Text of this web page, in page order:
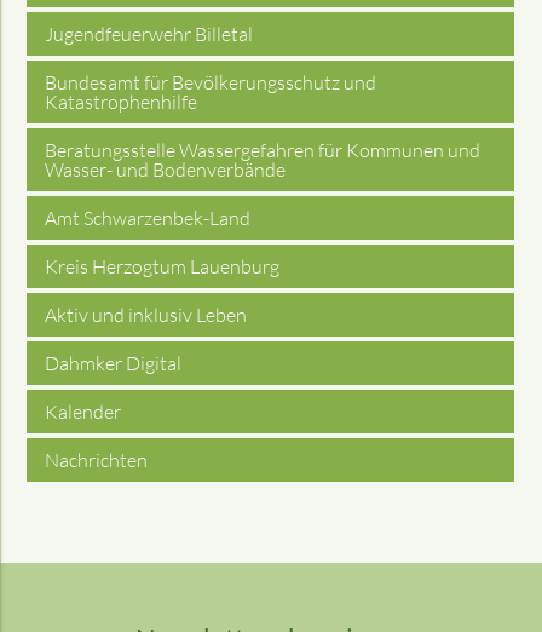
Jugendfeuerwehr Billetal
Bundesamt für Bevölkerungsschutz und
Katastrophenhilfe
Beratungsstelle Wassergefahren für Kommunen und
Wasser- und Bodenverbände
Amt Schwarzenbek-Land
Kreis Herzogtum Lauenburg
Aktiv und inklusiv Leben
Dahmker Digital
Kalender
Nachrichten